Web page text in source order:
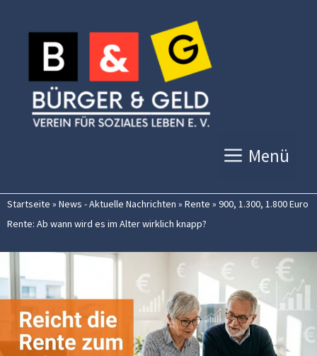
Inhalt
springen
Menü
Startseite » News - Aktuelle Nachrichten » Rente » 900, 1.300, 1.800 Euro
Rente: Ab wann wird es im Alter wirklich knapp?